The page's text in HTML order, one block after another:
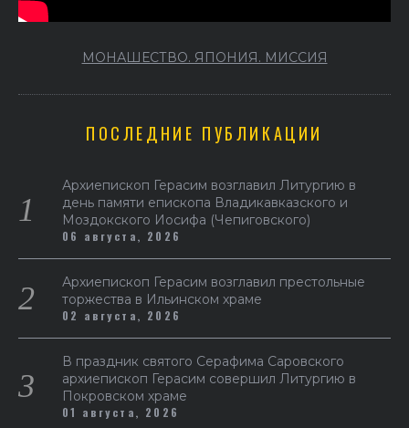
МОНАШЕСТВО. ЯПОНИЯ. МИССИЯ
ПОСЛЕДНИЕ ПУБЛИКАЦИИ
Архиепископ Герасим возглавил Литургию в
день памяти епископа Владикавказского и
Моздокского Иосифа (Чепиговского)
06 августа, 2026
Архиепископ Герасим возглавил престольные
торжества в Ильинском храме
02 августа, 2026
В праздник святого Серафима Саровского
архиепископ Герасим совершил Литургию в
Покровском храме
01 августа, 2026